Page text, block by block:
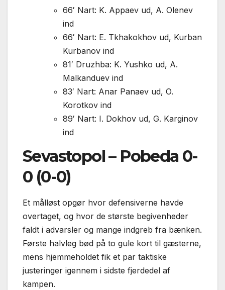
66′ Nart: K. Appaev ud, A. Olenev
ind
66′ Nart: E. Tkhakokhov ud, Kurban
Kurbanov ind
81′ Druzhba: K. Yushko ud, A.
Malkanduev ind
83′ Nart: Anar Panaev ud, O.
Korotkov ind
89′ Nart: I. Dokhov ud, G. Karginov
ind
Sevastopol – Pobeda 0-
0 (0-0)
Et målløst opgør hvor defensiverne havde
overtaget, og hvor de største begivenheder
faldt i advarsler og mange indgreb fra bænken.
Første halvleg bød på to gule kort til gæsterne,
mens hjemmeholdet fik et par taktiske
justeringer igennem i sidste fjerdedel af
kampen.